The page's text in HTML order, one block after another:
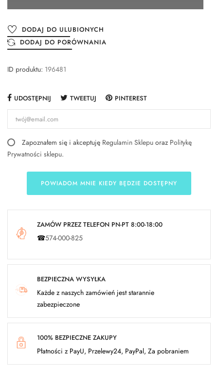
DODAJ DO ULUBIONYCH
DODAJ DO PORÓWNANIA
ID produktu: 196481
UDOSTĘPNIJ TWEETUJ PINTEREST
Zapoznałem się i akceptuję Regulamin Sklepu oraz Politykę
Prywatności sklepu.
POWIADOM MNIE KIEDY BĘDZIE DOSTĘPNY
ZAMÓW PRZEZ TELEFON PN-PT 8:00-18:00
☎574-000-825
BEZPIECZNA WYSYŁKA
Każde z naszych zamówień jest starannie
zabezpieczone
100% BEZPIECZNE ZAKUPY
Płatności z PayU, Przelewy24, PayPal, Za pobraniem